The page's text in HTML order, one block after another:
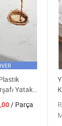
Yatak
/ Parça